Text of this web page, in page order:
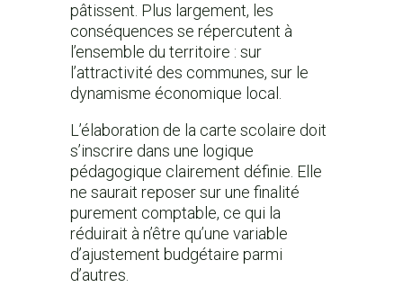
pâtissent. Plus largement, les
conséquences se répercutent à
l’ensemble du territoire : sur
l’attractivité des communes, sur le
dynamisme économique local.
L’élaboration de la carte scolaire doit
s’inscrire dans une logique
pédagogique clairement définie. Elle
ne saurait reposer sur une finalité
purement comptable, ce qui la
réduirait à n’être qu’une variable
d’ajustement budgétaire parmi
d’autres.